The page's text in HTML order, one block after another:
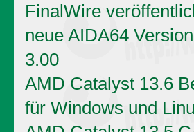
FinalWire
neue AIDA64 Version
3.00
AMD Catalyst 13.6
für Windows und